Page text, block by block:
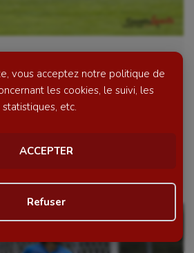
vous acceptez notre politique de
les cookies, le suivi, les
statistiques, etc.
ACCEPTER
Refuser
Amiens enchaîne !
un match nul contre Tourcoing,
le Stade Jean Bouin pour